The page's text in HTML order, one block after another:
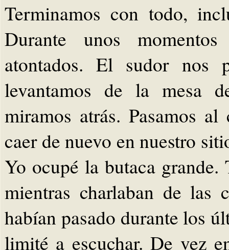
Terminamos con todo,
Durante unos
atontados. El sudor
levantamos de la mesa
miramos atrás. Pasamos
caer de nuevo en nuestro
Yo ocupé la butaca grande.
mientras charlaban de las
habían pasado durante los
limité a escuchar. De vez